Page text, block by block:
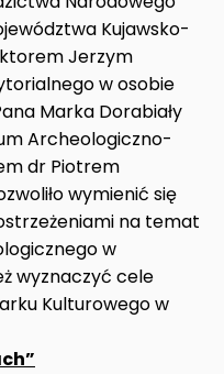
Kujawsko-
Jerzym
w osobie
Marka Dorabiały
Archeologiczno-
dr Piotrem
wymienić się
na temat
w
wyznaczyć cele
Kulturowego w